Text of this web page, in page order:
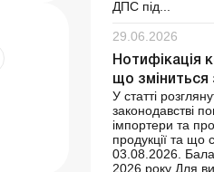
ДПС під...
29.06.2026
Нотифікація
що зміниться
У статті
законодавстві
імпортери та
продукції та що
03.08.2026.
2026 року Для